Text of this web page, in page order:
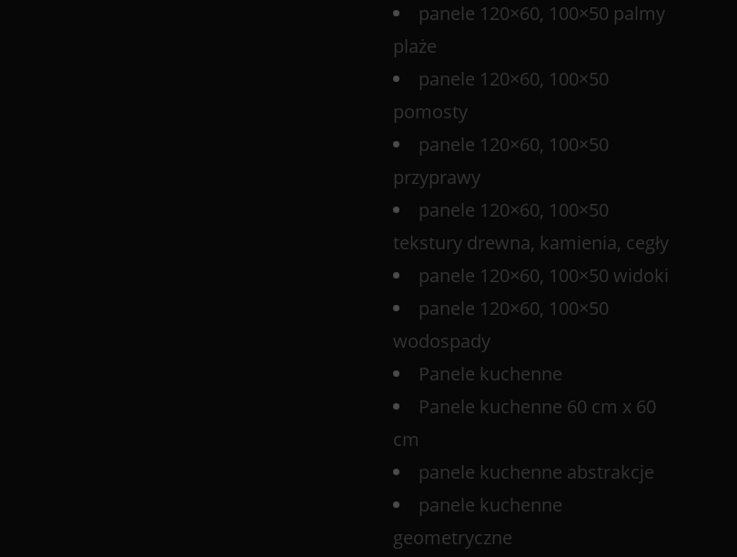
panele 120×60, 100×50 palmy
plaże
panele 120×60, 100×50
pomosty
panele 120×60, 100×50
przyprawy
panele 120×60, 100×50
tekstury drewna, kamienia, cegły
panele 120×60, 100×50 widoki
panele 120×60, 100×50
wodospady
Panele kuchenne
Panele kuchenne 60 cm x 60
cm
panele kuchenne abstrakcje
panele kuchenne
geometryczne